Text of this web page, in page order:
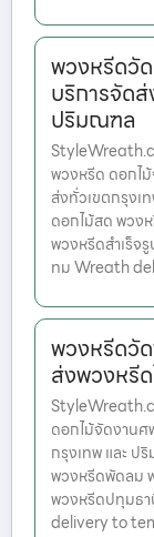
พวงหรีดวั
บริการจัด
ปริมณฑล
พวงหรีด ดอกไ
ส่งทั่วเขตกรุงเ
ดอกไม้สด พวง
พวงหรีดสำเร็
ทม Wreath
พวงหรีดวั
ส่งพวงหรี
ดอกไม้จัดงานศ
กรุงเทพ และ ป
พวงหรีดพัดลม
พวงหรีดปทุมธ
delivery to